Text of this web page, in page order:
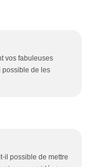
vos fabuleuses
possible de les
il possible de mettre